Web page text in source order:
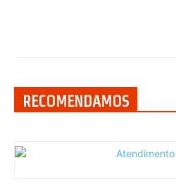
RECOMENDAMOS